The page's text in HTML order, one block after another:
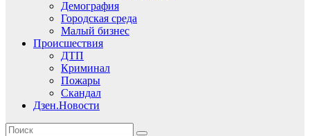
Демография
Городская среда
Малый бизнес
Происшествия
ДТП
Криминал
Пожары
Скандал
Дзен.Новости